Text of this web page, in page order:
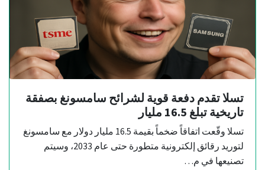
تسلا تقدم دفعة قوية لشرائح سامسونغ بصفقة
تاريخية تبلغ 16.5 مليار
تسلا وقّعت اتفاقاً ضخماً بقيمة 16.5 مليار دولار مع سامسونغ
لتوريد رقائق إلكترونية متطورة حتى عام 2033، وسيتم
تصنيعها في م…